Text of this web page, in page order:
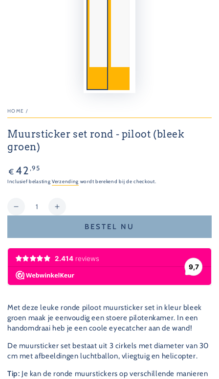
HOME /
Muursticker set rond - piloot (bleek
groen)
Normale
prijs
€ 42 ,95
Inclusief belasting Verzending wordt berekend bij de checkout.
Hoeveelheid
Hoeveelheid
rond
-
piloot
groen)
Verhoog
hoeveelheid
set
rond
-
(bleek
groen)
BESTEL NU
Met deze leuke ronde piloot muursticker set in kleur bleek
groen maak je eenvoudig een stoere pilotenkamer. In een
handomdraai heb je een coole eyecatcher aan de wand!
De muursticker set bestaat uit 3 cirkels met diameter van 30
cm met afbeeldingen luchtballon, vliegtuig en helicopter.
Tip: Je kan de ronde muurstickers op verschillende manieren